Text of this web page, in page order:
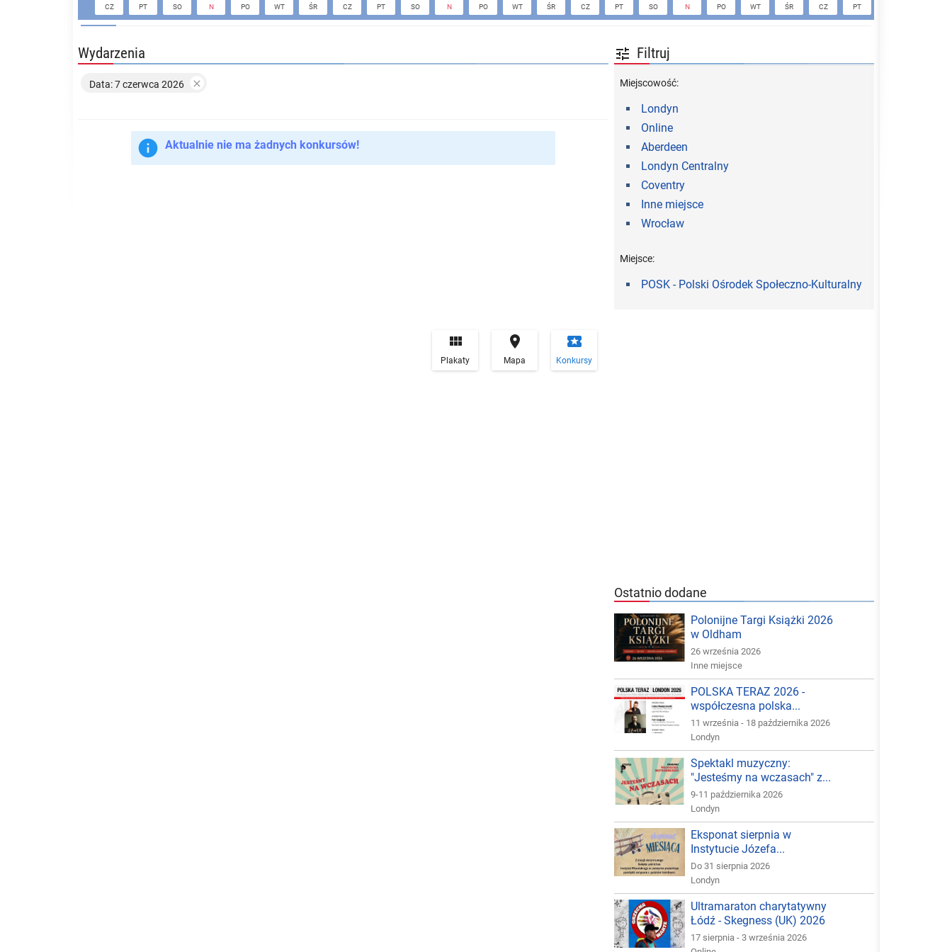
CZ PT SO N PO WT ŚR CZ PT SO N PO WT ŚR CZ PT SO N PO WT ŚR CZ PT
 Filtruj
Miejscowość:
Londyn
Online
Aberdeen
Londyn Centralny
Coventry
Inne miejsce
Wrocław
Miejsce:
POSK - Polski Ośrodek Społeczno-Kulturalny
Wydarzenia

Plakaty

Mapa
local_play
Konkursy
Data: 7 czerwca 2026 
 Aktualnie nie ma żadnych konkursów!
Ostatnio dodane
Polonijne Targi Książki 2026
w Oldham
26 września 2026
Inne miejsce
POLSKA TERAZ 2026 -
współczesna polska...
11 września - 18 października 2026
Londyn
Spektakl muzyczny:
"Jesteśmy na wczasach" z...
9-11 października 2026
Londyn
Eksponat sierpnia w
Instytucie Józefa...
Do 31 sierpnia 2026
Londyn
Ultramaraton charytatywny
Łódź - Skegness (UK) 2026
17 sierpnia - 3 września 2026